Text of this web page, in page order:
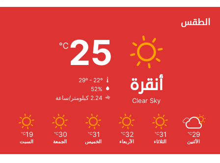
الطقس
أنقرة
Clear Sky
25
℃
29º - 22º
الرطوبة:
الرياح:
29
℃
الأثنين
31
℃
الثلاثاء
32
℃
الأربعاء
31
℃
الخميس
30
℃
الجمعة
19
℃
السبت